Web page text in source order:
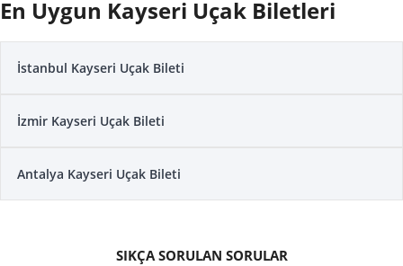
En Uygun Kayseri Uçak Biletleri
İstanbul Kayseri Uçak Bileti
İzmir Kayseri Uçak Bileti
Antalya Kayseri Uçak Bileti
SIKÇA SORULAN SORULAR